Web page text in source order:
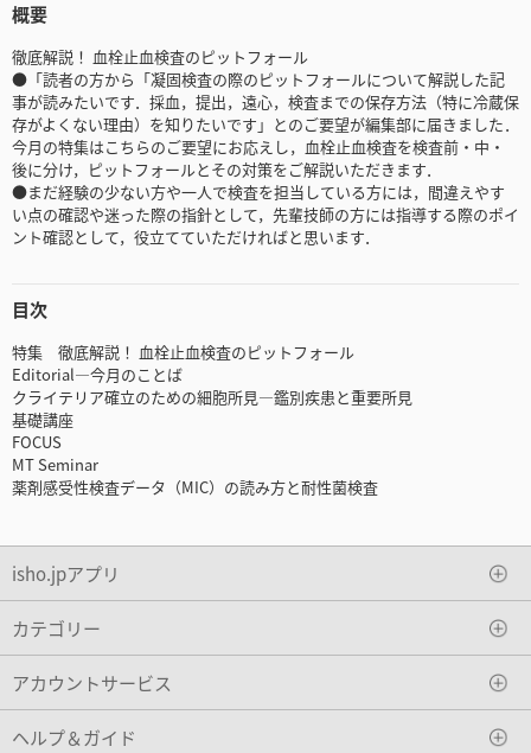
概要
徹底解説！ 血栓止血検査のピットフォール
●「読者の方から「凝固検査の際のピットフォールについて解説した記
事が読みたいです．採血，提出，遠心，検査までの保存方法（特に冷蔵保
存がよくない理由）を知りたいです」とのご要望が編集部に届きました．
今月の特集はこちらのご要望にお応えし，血栓止血検査を検査前・中・
後に分け，ピットフォールとその対策をご解説いただきます．
●まだ経験の少ない方や一人で検査を担当している方には，間違えやす
い点の確認や迷った際の指針として，先輩技師の方には指導する際のポイ
ント確認として，役立てていただければと思います．
目次
特集 徹底解説！ 血栓止血検査のピットフォール
Editorial―今月のことば
クライテリア確立のための細胞所見―鑑別疾患と重要所見
基礎講座
FOCUS
MT Seminar
薬剤感受性検査データ（MIC）の読み方と耐性菌検査
isho.jpアプリ
カテゴリー
アカウントサービス
ヘルプ＆ガイド